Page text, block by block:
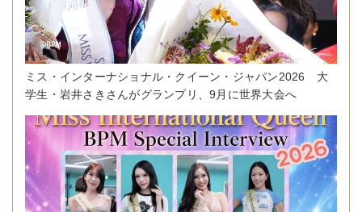
ミス・インターナショナル・クイーン・ジャパン2026 大
学生・岩井さきさんがグランプリ、9月に世界大会へ